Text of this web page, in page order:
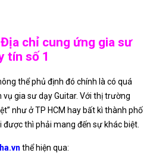
chỉ cung ứng gia sư
tín số 1
thể phủ định đó chính là có quá
gia sư dạy Guitar. Với thị trường
như ở TP HCM hay bất kì thành phố
thì phải mang đến sự khác biệt.
thể hiện qua: